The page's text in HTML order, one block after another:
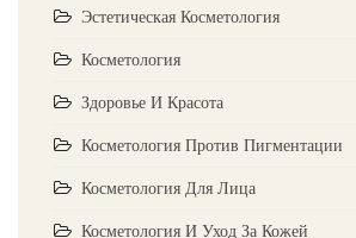
Эстетическая Косметология
Косметология
Здоровье И Красота
Косметология Против Пигментации
Косметология Для Лица
Косметология И Уход За Кожей